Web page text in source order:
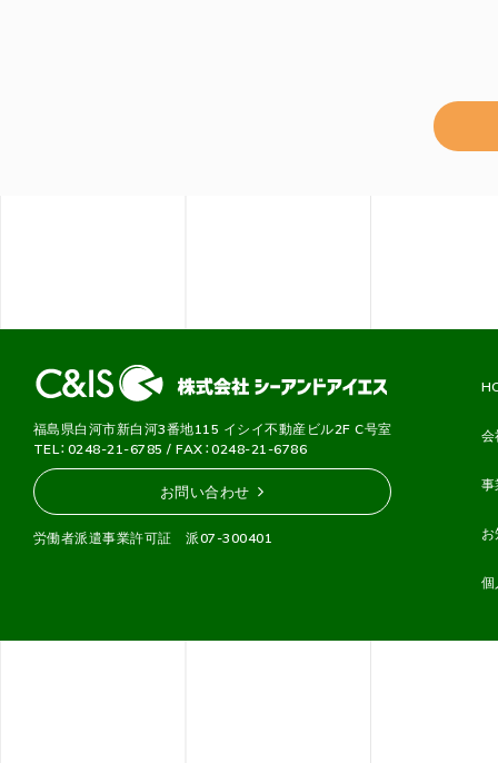
福島県白河市新白河3番地115 イシイ不動産ビル2F C号室
TEL：0248-21-6785 / FAX：0248-21-6786
お問い合わせ
労働者派遣事業許可証 派07-300401
会
事
個